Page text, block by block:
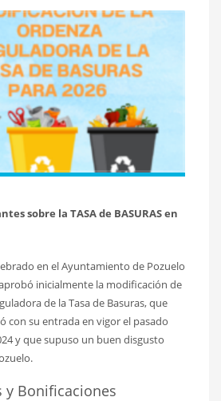
sobre la TASA de BASURAS en
en el Ayuntamiento de Pozuelo
inicialmente la modificación de
de la Tasa de Basuras, que
con su entrada en vigor el pasado
y que supuso un buen disgusto
y Bonificaciones